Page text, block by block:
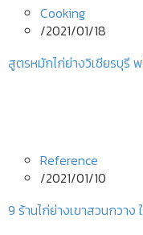
Cooking
/2021/01/18
สูตรหมักไก่ย่างวิเชียรบุรี
Reference
/2021/01/10
9 ร้านไก่ย่างเขาสวนกวา